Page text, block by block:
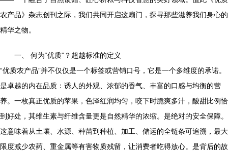
农产品》杂志创刊之际，我们共同开启这扇门，探寻那些滋养我们身心的
精华之物。
一、 何为“优质”？超越标准的定义
“优质农产品”并不仅仅是一个标签或营销口号，它是一个多维度的承诺。
是卓越的内在品质：诱人的外观、浓郁的香气、丰富的口感与均衡的营
养。一枚真正优质的苹果，色泽红润均匀，咬下时脆爽多汁，酸甜比例恰
到好处，其维生素与纤维含量更是自然精华的浓缩。是绝对的安全保障。
这意味着从土壤、水源、种苗到种植、加工、储运的全链条可追溯，最大
限度减少农药、重金属等有害物质残留，让消费者吃得放心。是背后的故